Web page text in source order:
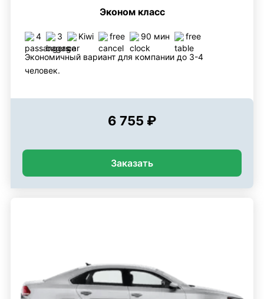
Эконом класс
4 3 Kiwi free 90 мин free
Экономичный вариант для компании до 3-4
человек.
6 755 ₽
Заказать